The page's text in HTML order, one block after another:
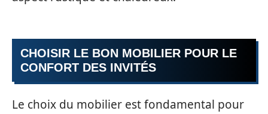
CHOISIR LE BON MOBILIER POUR LE
CONFORT DES INVITÉS
Le choix du mobilier est fondamental pour